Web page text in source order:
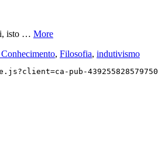
isto … More
, Filosofia, indutivismo
pub-